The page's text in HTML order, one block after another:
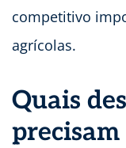
competitivo
agrícolas.
Quais
precisam